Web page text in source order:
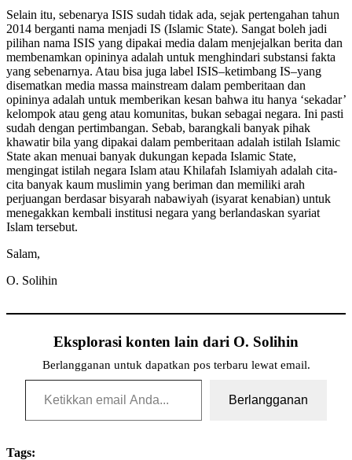
Selain itu, sebenarya ISIS sudah tidak ada, sejak pertengahan tahun
2014 berganti nama menjadi IS (Islamic State). Sangat boleh jadi
pilihan nama ISIS yang dipakai media dalam menjejalkan berita dan
membenamkan opininya adalah untuk menghindari substansi fakta
yang sebenarnya. Atau bisa juga label ISIS–ketimbang IS–yang
disematkan media massa mainstream dalam pemberitaan dan
opininya adalah untuk memberikan kesan bahwa itu hanya ‘sekadar’
kelompok atau geng atau komunitas, bukan sebagai negara. Ini pasti
sudah dengan pertimbangan. Sebab, barangkali banyak pihak
khawatir bila yang dipakai dalam pemberitaan adalah istilah Islamic
State akan menuai banyak dukungan kepada Islamic State,
mengingat istilah negara Islam atau Khilafah Islamiyah adalah cita-
cita banyak kaum muslimin yang beriman dan memiliki arah
perjuangan berdasar bisyarah nabawiyah (isyarat kenabian) untuk
menegakkan kembali institusi negara yang berlandaskan syariat
Islam tersebut.
Salam,
O. Solihin
Eksplorasi konten lain dari O. Solihin
Berlangganan untuk dapatkan pos terbaru lewat email.
Ketikkan email Anda...
Berlangganan
Tags: